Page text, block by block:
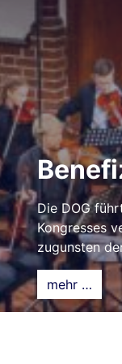
Die DOG
Kongresses
zugunsten
mehr …